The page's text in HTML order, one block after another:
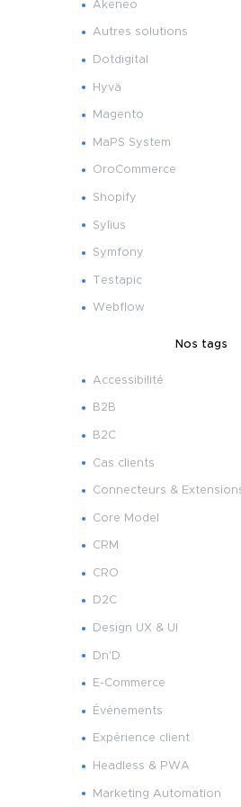
Akeneo
Autres solutions
Dotdigital
Hyvä
Magento
MaPS System
OroCommerce
Shopify
Sylius
Symfony
Testapic
Webflow
Nos tags
Accessibilité
B2B
B2C
Cas clients
Connecteurs &
Core Model
CRM
CRO
D2C
Design UX & UI
Dn'D
E-Commerce
Événements
Expérience client
Headless & PWA
Marketing Automation